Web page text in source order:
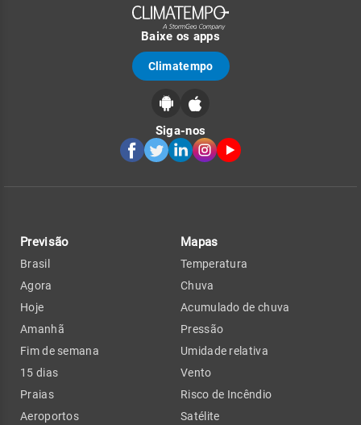
Baixe os apps
Climatempo
Siga-nos
Previsão
Brasil
Agora
Hoje
Amanhã
Fim de semana
15 dias
Praias
Aeroportos
Mapas
Temperatura
Chuva
Acumulado de chuva
Pressão
Umidade relativa
Vento
Risco de Incêndio
Satélite